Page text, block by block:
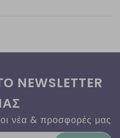
NEWSLETTER
νέα & προσφορές μας